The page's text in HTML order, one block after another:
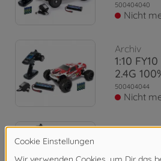
500404040
Nicht
Archiv
1:10
2.4G
500404044
Nicht
Archiv
2.4G RTR